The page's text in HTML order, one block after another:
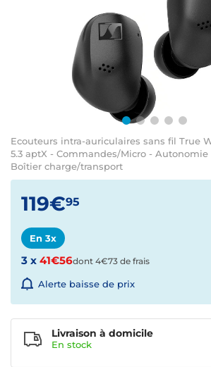
Ecouteurs intra-auriculaires sans fil True
5.3 aptX - Commandes/Micro - Autonomie
Boîtier charge/transport
119€95
En 3x
3 x 41€56dont 4€73 de frais
Alerte baisse de prix
Livraison à domicile
En stock